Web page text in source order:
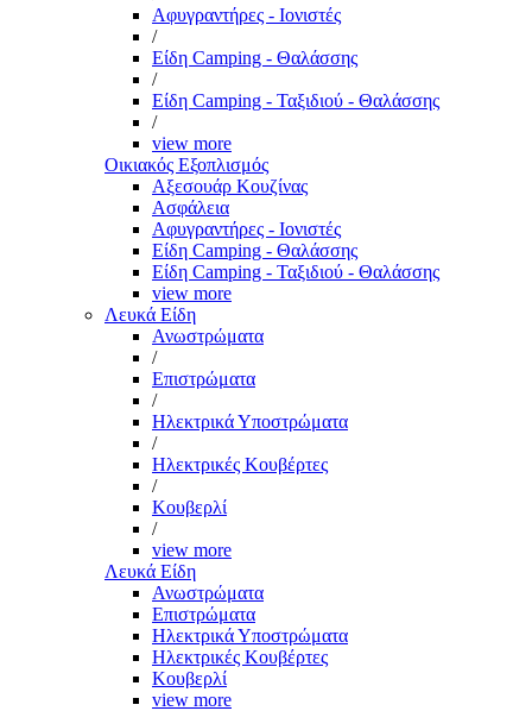
Αφυγραντήρες - Ιονιστές
/
Είδη Camping - Θαλάσσης
/
Είδη Camping - Ταξιδιού - Θαλάσσης
/
view more
Οικιακός Εξοπλισμός
Αξεσουάρ Κουζίνας
Ασφάλεια
Αφυγραντήρες - Ιονιστές
Είδη Camping - Θαλάσσης
Είδη Camping - Ταξιδιού - Θαλάσσης
view more
Λευκά Είδη
Ανωστρώματα
/
Επιστρώματα
/
Ηλεκτρικά Υποστρώματα
/
Ηλεκτρικές Κουβέρτες
/
Κουβερλί
/
view more
Λευκά Είδη
Ανωστρώματα
Επιστρώματα
Ηλεκτρικά Υποστρώματα
Ηλεκτρικές Κουβέρτες
Κουβερλί
view more